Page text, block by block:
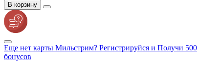
В корзину
Еще нет карты Мильстрим? Регистрируйся и Получи 500
бонусов